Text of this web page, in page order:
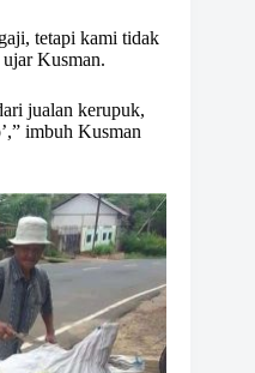
tetapi kami tidak
Kusman.
jualan kerupuk,
imbuh Kusman